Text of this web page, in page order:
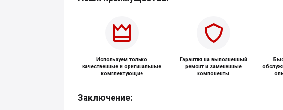
Используем только
качественные и оригинальные
комплектующие
Гарантия на выполненный
ремонт и замененные
компоненты
Заключение: